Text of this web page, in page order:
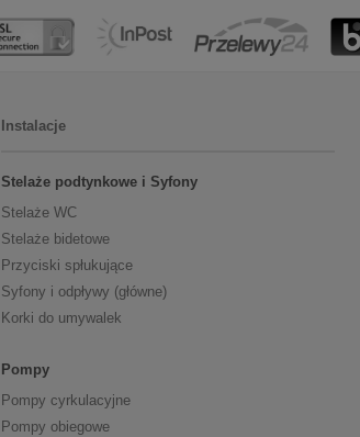
Instalacje
Stelaże podtynkowe i Syfony
Stelaże WC
Stelaże bidetowe
Przyciski spłukujące
Syfony i odpływy (główne)
Korki do umywalek
Pompy
Pompy cyrkulacyjne
Pompy obiegowe